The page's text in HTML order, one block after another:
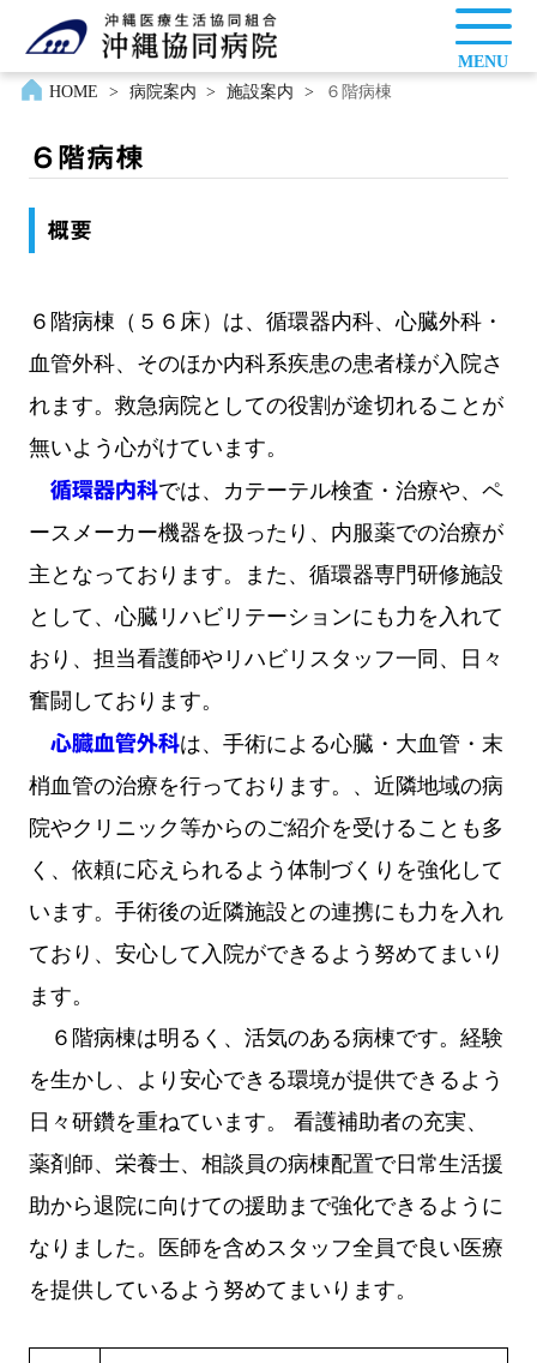
MENU
HOME
> 病院案内 > 施設案内 > ６階病棟
６階病棟
概要
６階病棟（５６床）は、循環器内科、心臓外科・
血管外科、そのほか内科系疾患の患者様が入院さ
れます。救急病院としての役割が途切れることが
無いよう心がけています。
循環器内科では、カテーテル検査・治療や、ペ
ースメーカー機器を扱ったり、内服薬での治療が
主となっております。また、循環器専門研修施設
として、心臓リハビリテーションにも力を入れて
おり、担当看護師やリハビリスタッフ一同、日々
奮闘しております。
心臓血管外科は、手術による心臓・大血管・末
梢血管の治療を行っております。、近隣地域の病
院やクリニック等からのご紹介を受けることも多
く、依頼に応えられるよう体制づくりを強化して
います。手術後の近隣施設との連携にも力を入れ
ており、安心して入院ができるよう努めてまいり
ます。
６階病棟は明るく、活気のある病棟です。経験
を生かし、より安心できる環境が提供できるよう
日々研鑽を重ねています。 看護補助者の充実、
薬剤師、栄養士、相談員の病棟配置で日常生活援
助から退院に向けての援助まで強化できるように
なりました。医師を含めスタッフ全員で良い医療
を提供しているよう努めてまいります。